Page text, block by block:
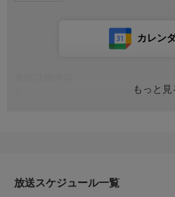
もっと見
カレン
ライブインを訪問。更に変わった観
放送スケジュール一覧